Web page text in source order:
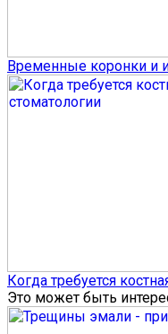
Временные коронки и
Когда требуется
Это может быть